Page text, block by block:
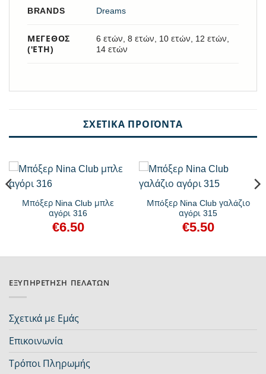
BRANDS Dreams
ΜΈΓΕΘΟΣ
('ΕΤΗ)
6 ετών, 8 ετών, 10 ετών, 12 ετών,
14 ετών
ΣΧΕΤΙΚΆ ΠΡΟΪΌΝΤΑ
Μπόξερ Nina Club μπλε
αγόρι 316
€6.50
Μπόξερ Nina Club γαλάζιο
αγόρι 315
€5.50
ΕΞΥΠΗΡΈΤΗΣΗ ΠΕΛΑΤΏΝ
Σχετικά με Εμάς
Επικοινωνία
Τρόποι Πληρωμής